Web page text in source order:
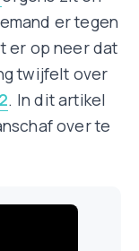
er tegen
er op neer dat
twijfelt over
. In dit artikel
over te